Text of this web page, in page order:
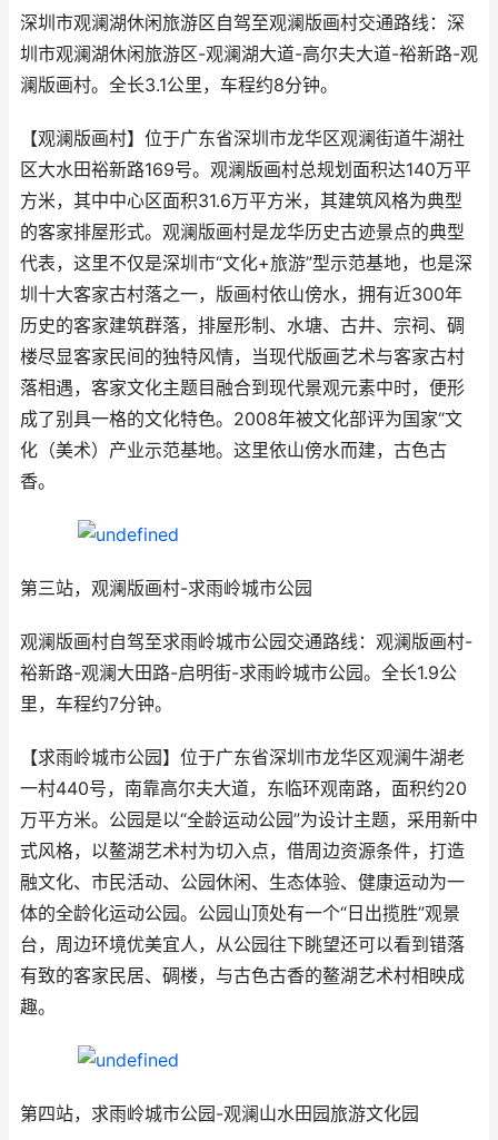
深圳市观澜湖休闲旅游区自驾至观澜版画村交通路线：深
圳市观澜湖休闲旅游区-观澜湖大道-高尔夫大道-裕新路-观
澜版画村。全长3.1公里，车程约8分钟。
【观澜版画村】位于广东省深圳市龙华区观澜街道牛湖社
区大水田裕新路169号。观澜版画村总规划面积达140万平
方米，其中中心区面积31.6万平方米，其建筑风格为典型
的客家排屋形式。观澜版画村是龙华历史古迹景点的典型
代表，这里不仅是深圳市“文化+旅游”型示范基地，也是深
圳十大客家古村落之一，版画村依山傍水，拥有近300年
历史的客家建筑群落，排屋形制、水塘、古井、宗祠、碉
楼尽显客家民间的独特风情，当现代版画艺术与客家古村
落相遇，客家文化主题目融合到现代景观元素中时，便形
成了别具一格的文化特色。2008年被文化部评为国家“文
化（美术）产业示范基地。这里依山傍水而建，古色古
香。
第三站，观澜版画村-求雨岭城市公园
观澜版画村自驾至求雨岭城市公园交通路线：观澜版画村-
裕新路-观澜大田路-启明街-求雨岭城市公园。全长1.9公
里，车程约7分钟。
【求雨岭城市公园】位于广东省深圳市龙华区观澜牛湖老
一村440号，南靠高尔夫大道，东临环观南路，面积约20
万平方米。公园是以“全龄运动公园”为设计主题，采用新中
式风格，以鳌湖艺术村为切入点，借周边资源条件，打造
融文化、市民活动、公园休闲、生态体验、健康运动为一
体的全龄化运动公园。公园山顶处有一个“日出揽胜”观景
台，周边环境优美宜人，从公园往下眺望还可以看到错落
有致的客家民居、碉楼，与古色古香的鳌湖艺术村相映成
趣。
第四站，求雨岭城市公园-观澜山水田园旅游文化园